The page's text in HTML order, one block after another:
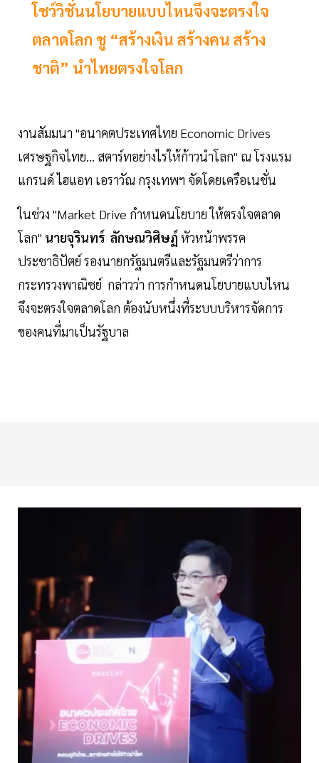
โชว์วิชั่นนโยบายแบบไหนจึงจะตรงใจ
ตลาดโลก ชู “สร้างเงิน สร้างคน สร้าง
ชาติ” นำไทยตรงใจโลก
งานสัมมนา "อนาคตประเทศไทย Economic Drives
เศรษฐกิจไทย… สตาร์ทอย่างไรให้ก้าวนำโลก" ณ โรงแรม
แกรนด์ ไฮแอท เอราวัณ กรุงเทพฯ จัดโดยเครือเนชั่น
ในช่วง "Market Drive กำหนดนโยบาย ให้ตรงใจตลาด
โลก" นายจุรินทร์ ลักษณวิศิษฏ์ หัวหน้าพรรค
ประชาธิปัตย์ รองนายกรัฐมนตรีและรัฐมนตรีว่าการ
กระทรวงพาณิชย์ กล่าวว่า การกำหนดนโยบายแบบไหน
จึงจะตรงใจตลาดโลก ต้องนับหนึ่งที่ระบบบริหารจัดการ
ของคนที่มาเป็นรัฐบาล